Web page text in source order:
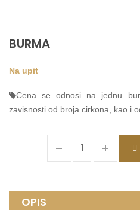
BURMA
Na upit
Cena se odnosi na jednu
zavisnosti od broja cirkona, kao i
OPIS